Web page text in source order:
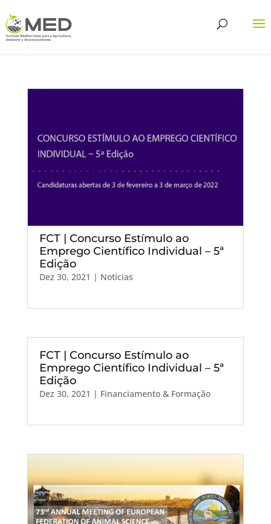
FCT | Concurso Estímulo ao
Emprego Científico Individual – 5ª
Edição
Dez 30, 2021 | Notícias
FCT | Concurso Estímulo ao
Emprego Científico Individual – 5ª
Edição
Dez 30, 2021 | Financiamento & Formação